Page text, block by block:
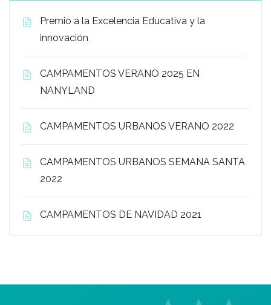
Premio a la Excelencia Educativa y la
innovación
CAMPAMENTOS VERANO 2025 EN
NANYLAND
CAMPAMENTOS URBANOS VERANO 2022
CAMPAMENTOS URBANOS SEMANA SANTA
2022
CAMPAMENTOS DE NAVIDAD 2021